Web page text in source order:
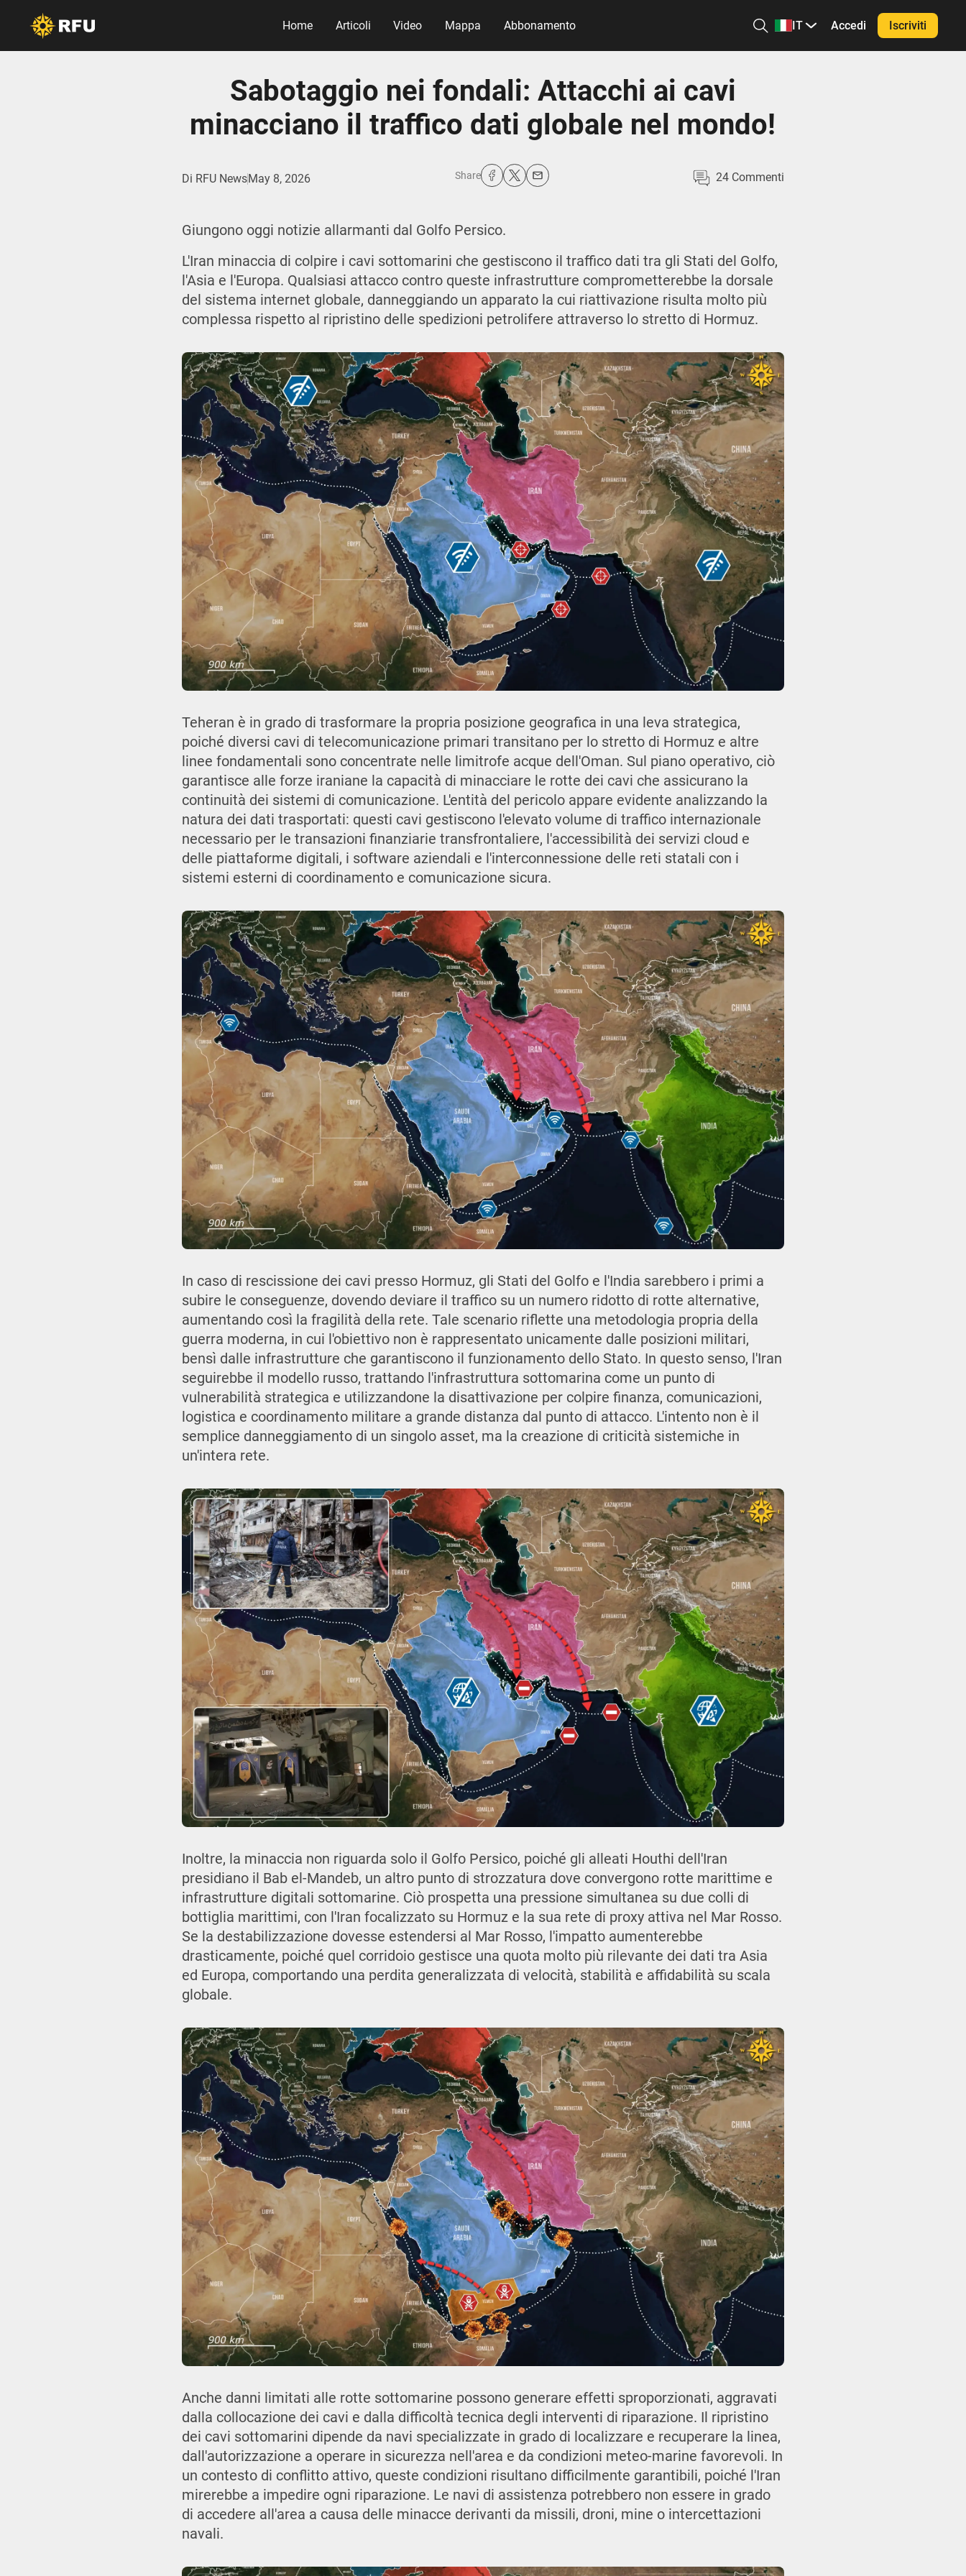
Home Articoli Video Mappa Abbonamento IT Accedi Iscriviti
Sabotaggio nei fondali: Attacchi ai cavi
minacciano il traffico dati globale nel mondo!
Di RFU NewsMay 8, 2026 Share 24Commenti
Giungono oggi notizie allarmanti dal Golfo Persico.
L'Iran minaccia di colpire i cavi sottomarini che gestiscono il traffico dati tra gli Stati del Golfo,
l'Asia e l'Europa. Qualsiasi attacco contro queste infrastrutture comprometterebbe la dorsale
del sistema internet globale, danneggiando un apparato la cui riattivazione risulta molto più
complessa rispetto al ripristino delle spedizioni petrolifere attraverso lo stretto di Hormuz.
Teheran è in grado di trasformare la propria posizione geografica in una leva strategica,
poiché diversi cavi di telecomunicazione primari transitano per lo stretto di Hormuz e altre
linee fondamentali sono concentrate nelle limitrofe acque dell'Oman. Sul piano operativo, ciò
garantisce alle forze iraniane la capacità di minacciare le rotte dei cavi che assicurano la
continuità dei sistemi di comunicazione. L'entità del pericolo appare evidente analizzando la
natura dei dati trasportati: questi cavi gestiscono l'elevato volume di traffico internazionale
necessario per le transazioni finanziarie transfrontaliere, l'accessibilità dei servizi cloud e
delle piattaforme digitali, i software aziendali e l'interconnessione delle reti statali con i
sistemi esterni di coordinamento e comunicazione sicura.
In caso di rescissione dei cavi presso Hormuz, gli Stati del Golfo e l'India sarebbero i primi a
subire le conseguenze, dovendo deviare il traffico su un numero ridotto di rotte alternative,
aumentando così la fragilità della rete. Tale scenario riflette una metodologia propria della
guerra moderna, in cui l'obiettivo non è rappresentato unicamente dalle posizioni militari,
bensì dalle infrastrutture che garantiscono il funzionamento dello Stato. In questo senso, l'Iran
seguirebbe il modello russo, trattando l'infrastruttura sottomarina come un punto di
vulnerabilità strategica e utilizzandone la disattivazione per colpire finanza, comunicazioni,
logistica e coordinamento militare a grande distanza dal punto di attacco. L'intento non è il
semplice danneggiamento di un singolo asset, ma la creazione di criticità sistemiche in
un'intera rete.
Inoltre, la minaccia non riguarda solo il Golfo Persico, poiché gli alleati Houthi dell'Iran
presidiano il Bab el-Mandeb, un altro punto di strozzatura dove convergono rotte marittime e
infrastrutture digitali sottomarine. Ciò prospetta una pressione simultanea su due colli di
bottiglia marittimi, con l'Iran focalizzato su Hormuz e la sua rete di proxy attiva nel Mar Rosso.
Se la destabilizzazione dovesse estendersi al Mar Rosso, l'impatto aumenterebbe
drasticamente, poiché quel corridoio gestisce una quota molto più rilevante dei dati tra Asia
ed Europa, comportando una perdita generalizzata di velocità, stabilità e affidabilità su scala
globale.
Anche danni limitati alle rotte sottomarine possono generare effetti sproporzionati, aggravati
dalla collocazione dei cavi e dalla difficoltà tecnica degli interventi di riparazione. Il ripristino
dei cavi sottomarini dipende da navi specializzate in grado di localizzare e recuperare la linea,
dall'autorizzazione a operare in sicurezza nell'area e da condizioni meteo-marine favorevoli. In
un contesto di conflitto attivo, queste condizioni risultano difficilmente garantibili, poiché l'Iran
mirerebbe a impedire ogni riparazione. Le navi di assistenza potrebbero non essere in grado
di accedere all'area a causa delle minacce derivanti da missili, droni, mine o intercettazioni
navali.